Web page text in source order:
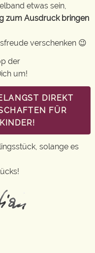
etwas sein,
zum Ausdruck bringen
verschenken 😉
der
um!
DIREKT
FÜR
solange es